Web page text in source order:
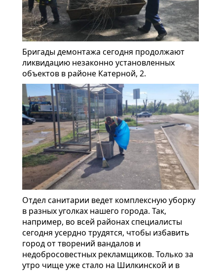
Бригады демонтажа сегодня продолжают
ликвидацию незаконно установленных
объектов в районе Катерной, 2.
Отдел санитарии ведет комплексную уборку
в разных уголках нашего города. Так,
например, во всей районах специалисты
сегодня усердно трудятся, чтобы избавить
город от творений вандалов и
недобросовестных рекламщиков. Только за
утро чище уже стало на Шилкинской и в